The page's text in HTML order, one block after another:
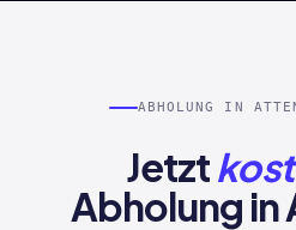
ABHOLUNG IN
Jetzt
Abholung in